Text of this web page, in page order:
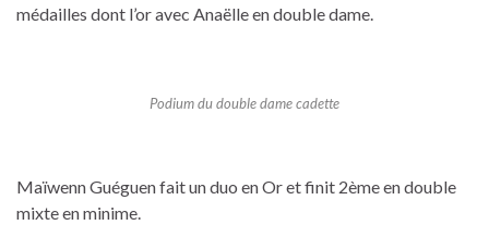
médailles dont l’or avec Anaëlle en double dame.
Podium du double dame cadette
Maïwenn Guéguen fait un duo en Or et finit 2ème en double
mixte en minime.